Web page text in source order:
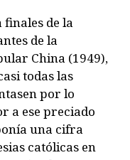
finales de la
de la
China (1949),
todas las
por lo
a ese preciado
una cifra
católicas en